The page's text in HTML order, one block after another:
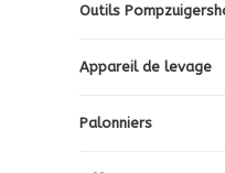
Outils
Appareil de levage
Palonniers